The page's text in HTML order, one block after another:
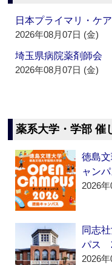
日本プライマリ・
2026年08月07日 (金)
埼玉県病院薬剤師
2026年08月07日 (金)
薬系大学・学部 催
徳島
ャン
2026
同志
パス
2026